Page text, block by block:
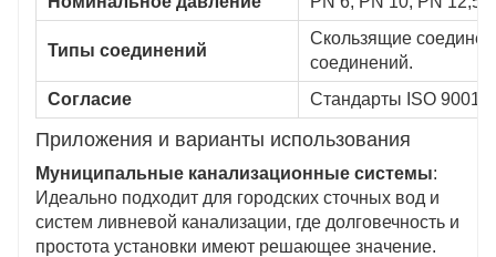
Типы соединений
Скользящие
соединений.
Согласие
Стандарты ISO 9001,
Приложения и варианты использования
Муниципальные канализационные системы:
Идеально подходит для городских сточных вод и
систем ливневой канализации, где долговечность и
простота установки имеют решающее значение.